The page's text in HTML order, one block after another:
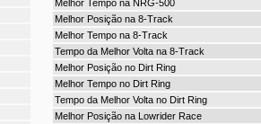
Melhor Tempo na NRG-500
Melhor Posição na 8-Track
Melhor Tempo na 8-Track
Tempo da Melhor Volta na 8-Track
Melhor Posição no Dirt Ring
Melhor Tempo no Dirt Ring
Tempo da Melhor Volta no Dirt Ring
Melhor Posição na Lowrider Race